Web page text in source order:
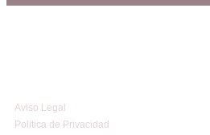
Aviso Legal
Politica de Privacidad